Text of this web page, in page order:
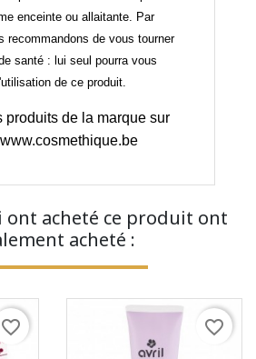
enceinte ou allaitante. Par
recommandons de vous tourner
santé : lui seul pourra vous
de ce produit.
produits de la marque sur
www.cosmethique.be
ont acheté ce produit ont
acheté :
favorite_border favorite_border